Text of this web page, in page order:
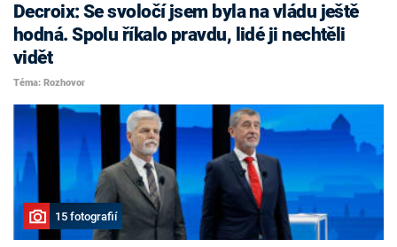
Decroix: Se svoločí jsem byla na vládu ještě
hodná. Spolu říkalo pravdu, lidé ji nechtěli
vidět
Téma: Rozhovor
15 fotografií